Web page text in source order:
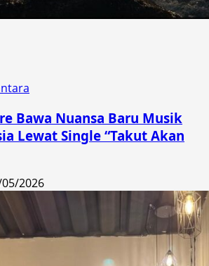
Bawa Nuansa Baru Musik
Lewat Single “Takut Akan
2026